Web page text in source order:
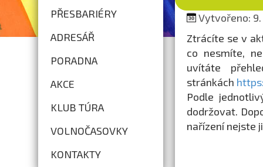
PŘESBARIÉRY
ADRESÁŘ
PORADNA
AKCE
KLUB TÚRA
VOLNOČASOVKY
KONTAKTY
Vytvořeno: 9.
Ztrácíte se v
co nesmíte,
uvítáte
stránkách
Podle
dodržovat.
nařízení nejste